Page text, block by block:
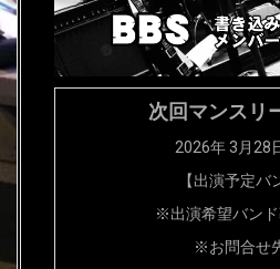
次回マンスリ
2026年 3月28
【出演予定バ
※出演希望バン
※お問合せ